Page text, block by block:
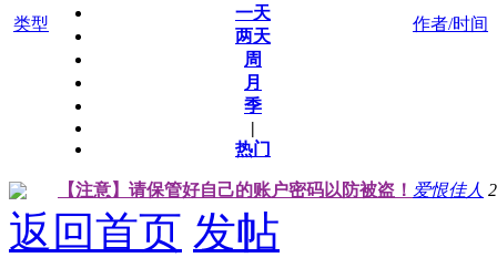
类型
一天
两天
周
月
季
|
热门
作者/时间
【注意】请保管好自己的账户密码以防被盗！ 爱恨佳人
返回首页 发帖